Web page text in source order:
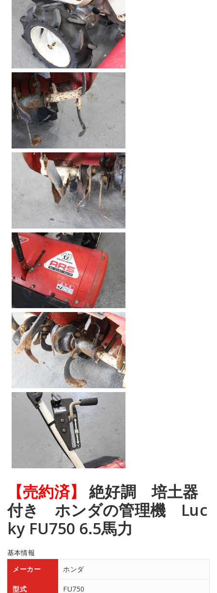
【売約済】
絶好調 培土器
付き ホンダの管理機 Luc
ky FU750 6.5馬力
基本情報
メーカー
ホンダ
型式 FU750